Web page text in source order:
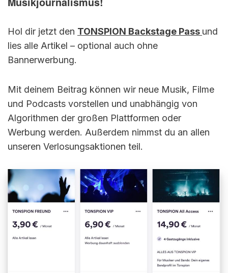
Hol dir jetzt den TONSPION Backstage Pass und
lies alle Artikel – optional auch ohne
Bannerwerbung.
Mit deinem Beitrag können wir neue Musik, Filme
und Podcasts vorstellen und unabhängig von
Algorithmen der großen Plattformen oder
Werbung werden. Außerdem nimmst du an allen
unseren Verlosungsaktionen teil.